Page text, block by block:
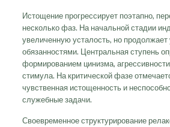
Истощение прогрессирует поэтапно,
несколько фаз. На начальной стадии
увеличенную усталость, но продолжает
обязанностями. Центральная ступень
формированием цинизма,
стимула. На критической фазе
чувственная истощенность и
служебные задачи.
Своевременное структурирование